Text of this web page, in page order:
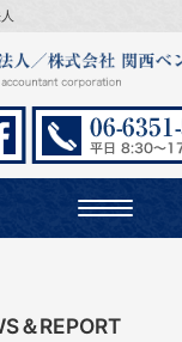
Toggle
navigation
＆REPORT